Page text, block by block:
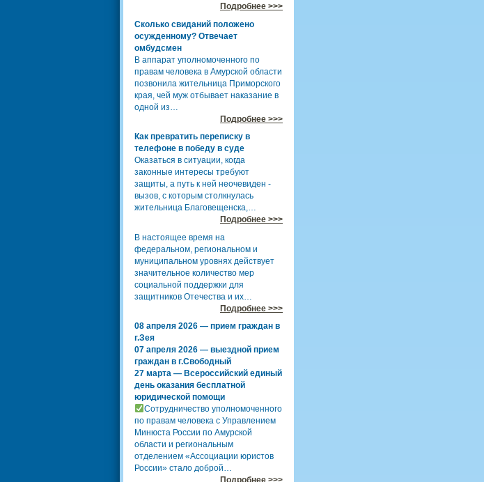
Подробнее >>>
Сколько свиданий положено
осужденному? Отвечает
омбудсмен
В аппарат уполномоченного по
правам человека в Амурской области
позвонила жительница Приморского
края, чей муж отбывает наказание в
одной из…
Подробнее >>>
Как превратить переписку в
телефоне в победу в суде
Оказаться в ситуации, когда
законные интересы требуют
защиты, а путь к ней неочевиден -
вызов, с которым столкнулась
жительница Благовещенска,…
Подробнее >>>
В настоящее время на
федеральном, региональном и
муниципальном уровнях действует
значительное количество мер
социальной поддержки для
защитников Отечества и их…
Подробнее >>>
08 апреля 2026 — прием граждан в
г.Зея
07 апреля 2026 — выездной прием
граждан в г.Свободный
27 марта — Всероссийский единый
день оказания бесплатной
юридической помощи
Сотрудничество уполномоченного
по правам человека с Управлением
Минюста России по Амурской
области и региональным
отделением «Ассоциации юристов
России» стало доброй…
Подробнее >>>